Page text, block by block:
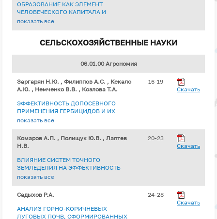
ОБРАЗОВАНИЕ КАК ЭЛЕМЕНТ
ЧЕЛОВЕЧЕСКОГО КАПИТАЛА И
УСЛОВИЕ УСПЕШНОГО
показать все
СЕЛЬСКОХОЗЯЙСТВЕННЫЕ НАУКИ
06.01.00 Агрономия
Заргарян Н.Ю. , Филиппов А.С. , Кекало
А.Ю. , Немченко В.В. , Козлова Т.А.
ЭФФЕКТИВНОСТЬ ДОПОСЕВНОГО
ПРИМЕНЕНИЯ ГЕРБИЦИДОВ И ИХ
ФИТОТОКСИЧНОСТЬ НА
КУРГАНСКОЙ ОБЛАСТИ
показать все
16-19
Скачать
Комаров А.П. , Полищук Ю.В. , Лаптев
Н.В.
ВЛИЯНИЕ СИСТЕМ ТОЧНОГО
ЗЕМЛЕДЕЛИЯ НА ЭФФЕКТИВНОСТЬ
ВЫПОЛНЕНИЯ ПОСЕВНЫХ РАБОТ
показать все
20-23
Скачать
Садыхов Р.А.
АНАЛИЗ ГОРНО-КОРИЧНЕВЫХ
ЛУГОВЫХ ПОЧВ, СФОРМИРОВАННЫХ
24-28
Скачать